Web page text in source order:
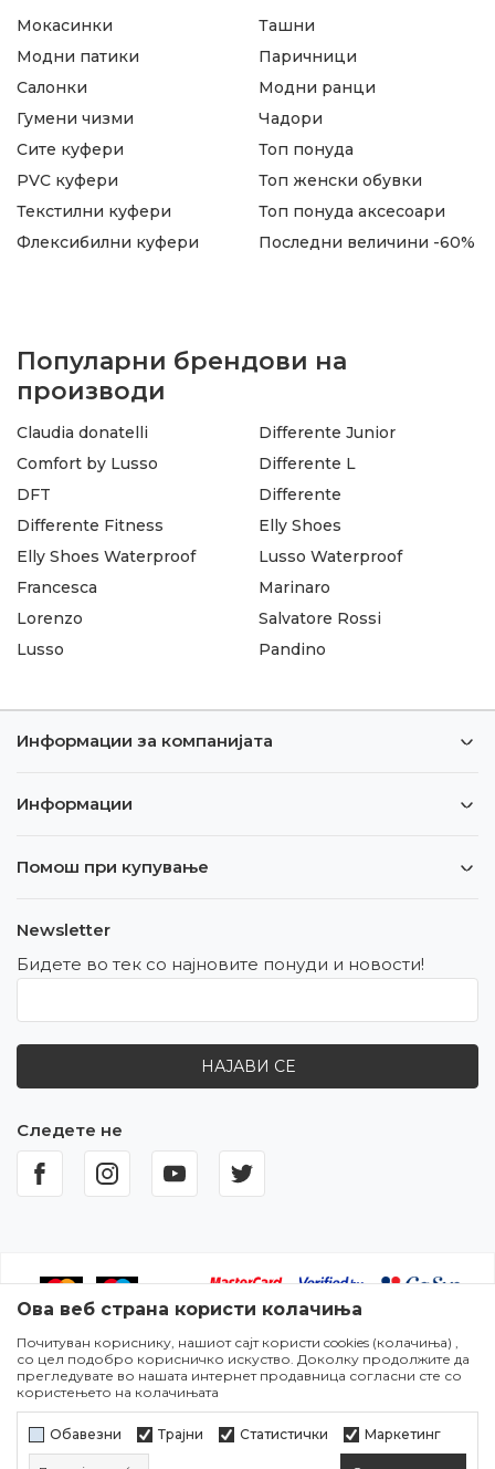
Мокасинки
Модни патики
Салонки
Гумени чизми
Ташни
Паричници
Модни ранци
Чадори
Сите куфери
PVC куфери
Текстилни куфери
Флексибилни куфери
Топ понуда
Топ женски обувки
Топ понуда аксесоари
Последни величини -60%
Популарни брендови на
производи
Claudia donatelli
Comfort by Lusso
DFT
Differente Fitness
Differente Junior
Differente L
Differente
Elly Shoes
Elly Shoes Waterproof
Francesca
Lorenzo
Lusso
Lusso Waterproof
Marinaro
Salvatore Rossi
Pandino
Информации за компанијата
Информации
Помош при купување
Newsletter
Бидете во тек со најновите понуди и новости!
НАЈАВИ СЕ
Следете не
Настојуваме да бидеме што попрецизни во описот на
производите,прикажувањето на сликите и самите цени,но не
можеме да гарантираме дека сите информации се комплетни и
без грешки. Сите артикли прикажани на сајтот се дел од нашата
Достапноста на производите може да се провери во некој од
Ова веб страна користи колачиња
Почитуван кориснику, нашиот сајт користи cookies (колачиња) ,
со цел подобро корисничко искуство. Доколку продолжите да
прегледувате во нашата интернет продавница согласни сте со
користењето на колачињата
Обавезни Трајни Статистички Маркетинг